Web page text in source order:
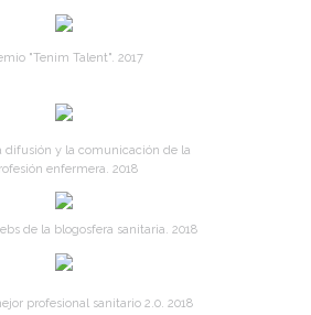
"Tenim Talent". 2017
difusión y la comunicación de la
enfermera. 2018
de la blogosfera sanitaria. 2018
profesional sanitario 2.0. 2018